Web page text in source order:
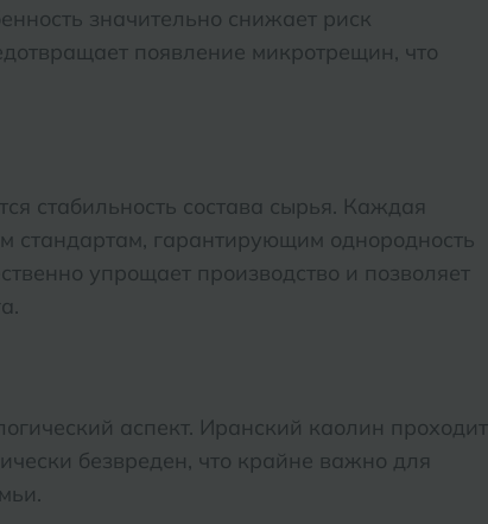
значительно снижает риск
появление микротрещин, что
стабильность состава сырья. Каждая
стандартам, гарантирующим однородность
упрощает производство и позволяет
аспект. Иранский каолин проходит
безвреден, что крайне важно для